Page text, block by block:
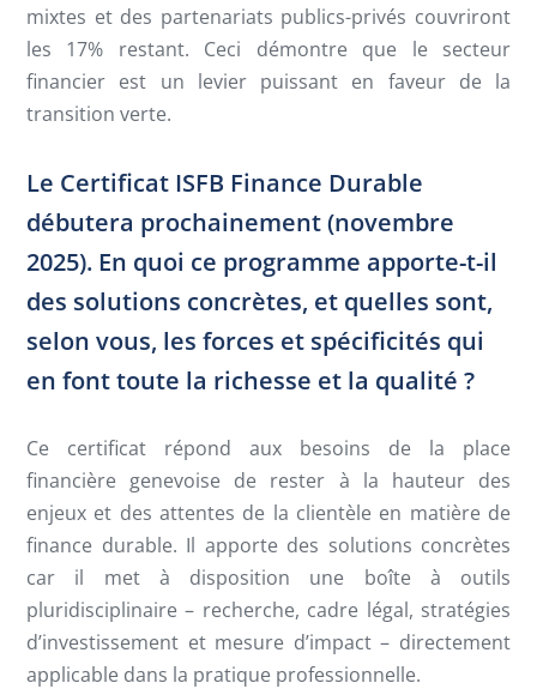
mixtes et des partenariats publics-privés couvriront
les 17% restant. Ceci démontre que le secteur
financier est un levier puissant en faveur de la
transition verte.
Le Certificat ISFB Finance Durable
débutera prochainement (novembre
2025). En quoi ce programme apporte-t-il
des solutions concrètes, et quelles sont,
selon vous, les forces et spécificités qui
en font toute la richesse et la qualité ?
Ce certificat répond aux besoins de la place
financière genevoise de rester à la hauteur des
enjeux et des attentes de la clientèle en matière de
finance durable. Il apporte des solutions concrètes
car il met à disposition une boîte à outils
pluridisciplinaire – recherche, cadre légal, stratégies
d’investissement et mesure d’impact – directement
applicable dans la pratique professionnelle.